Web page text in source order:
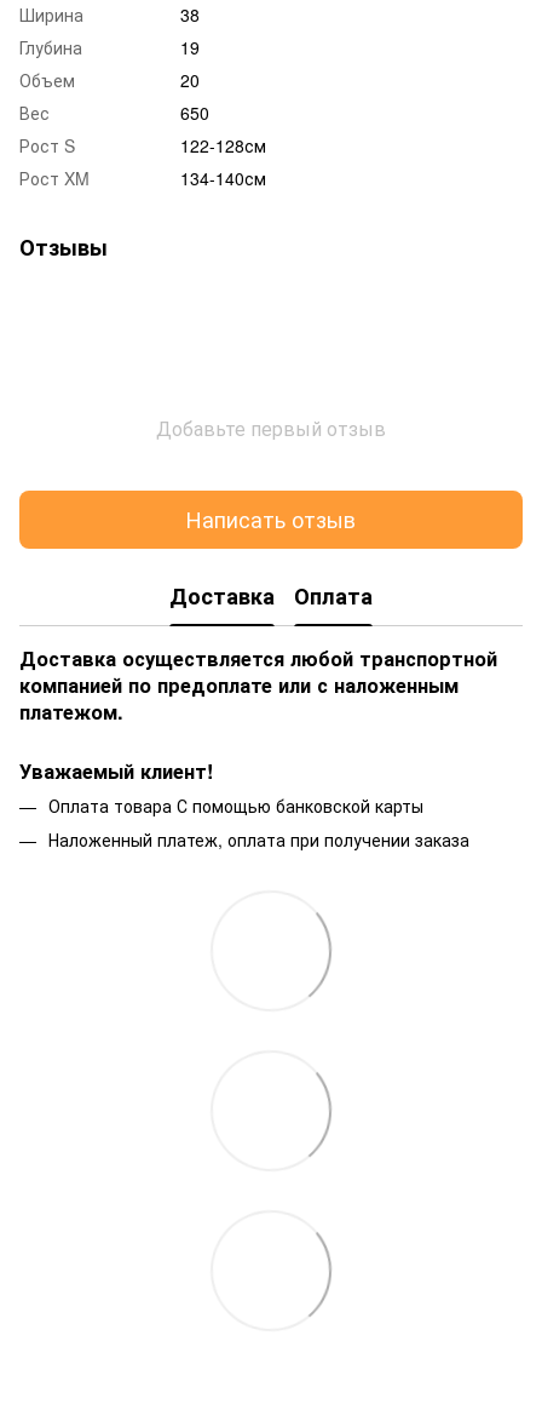
Ширина
38
Глубина
19
Объем
20
Вес
650
Рост S
122-128см
Рост XM
134-140см
Отзывы
Добавьте первый отзыв
Написать отзыв
Доставка Оплата
Доставка осуществляется любой транспортной
компанией по предоплате или с наложенным
платежом.
Уважаемый клиент!
Оплата товара С помощью банковской карты
Наложенный платеж, оплата при получении заказа